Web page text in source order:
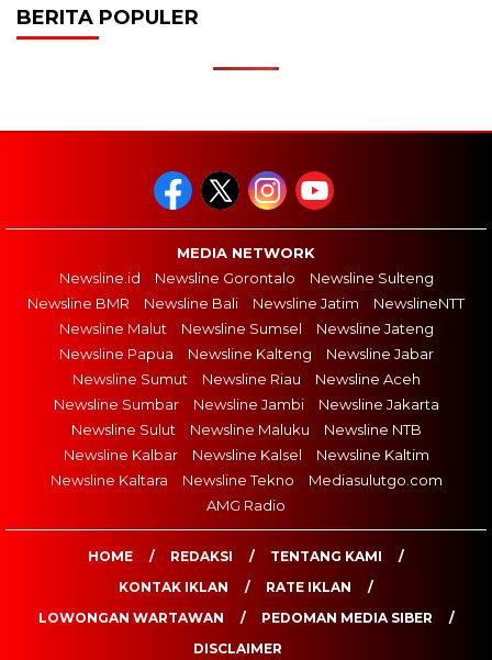
BERITA POPULER
MEDIA NETWORK
Newsline.id
Newsline Gorontalo
Newsline Sulteng
Newsline BMR
Newsline Bali Newsline Jatim
NewslineNTT
Newsline Malut
Newsline Sumsel
Newsline Jateng
Newsline Papua
Newsline Kalteng
Newsline Jabar
Newsline Sumut
Newsline Riau
Newsline Aceh
Newsline Sumbar
Newsline Jambi
Newsline Jakarta
Newsline Sulut
Newsline Maluku
Newsline NTB
Newsline Kalbar
Newsline Kalsel
Newsline Kaltim
Newsline Kaltara
Newsline Tekno
Mediasulutgo.com
AMG Radio
HOME REDAKSI
TENTANG KAMI
KONTAK IKLAN
RATE IKLAN
LOWONGAN WARTAWAN
PEDOMAN MEDIA SIBER
DISCLAIMER